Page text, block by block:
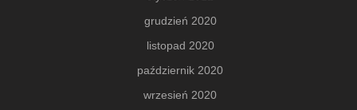
grudzień 2020
listopad 2020
październik 2020
wrzesień 2020